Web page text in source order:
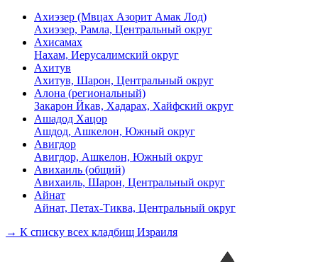
Ахиэзер (Мвцах Азорит Амак Лод)
Ахиэзер, Рамла, Центральный округ
Ахисамах
Нахам, Иерусалимский округ
Ахитув
Ахитув, Шарон, Центральный округ
Алона (региональный)
Закарон Йкав, Хадарах, Хайфский округ
Ашадод Хацор
Ашдод, Ашкелон, Южный округ
Авигдор
Авигдор, Ашкелон, Южный округ
Авихаиль (общий)
Авихаиль, Шарон, Центральный округ
Айнат
Айнат, Петах-Тиква, Центральный округ
→ К списку всех кладбищ Израиля